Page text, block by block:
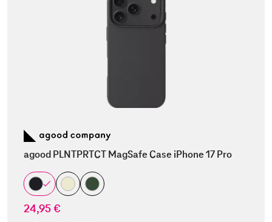
agood PLNTPRTCT MagSafe Case iPhone 17 Pro
24,95 €